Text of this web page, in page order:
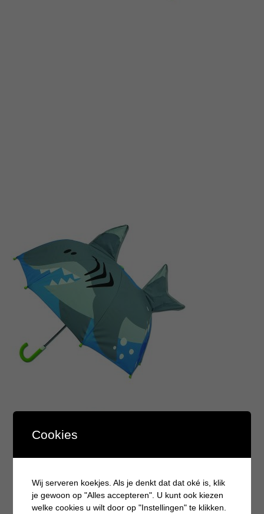
Cookies
Wij serveren koekjes. Als je denkt dat dat oké is, klik
je gewoon op "Alles accepteren". U kunt ook kiezen
welke cookies u wilt door op "Instellingen" te klikken.